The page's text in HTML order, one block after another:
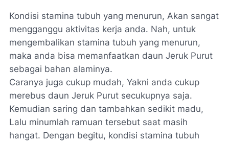
Kondisi stamina tubuh yang menurun, Akan sangat
mengganggu aktivitas kerja anda. Nah, untuk
mengembalikan stamina tubuh yang menurun,
maka anda bisa memanfaatkan daun Jeruk Purut
sebagai bahan alaminya.
Caranya juga cukup mudah, Yakni anda cukup
merebus daun Jeruk Purut secukupnya saja.
Kemudian saring dan tambahkan sedikit madu,
Lalu minumlah ramuan tersebut saat masih
hangat. Dengan begitu, kondisi stamina tubuh